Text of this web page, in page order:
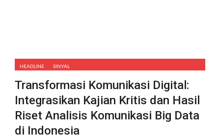
HEADLINE SINYAL
Transformasi Komunikasi Digital:
Integrasikan Kajian Kritis dan Hasil
Riset Analisis Komunikasi Big Data
di Indonesia